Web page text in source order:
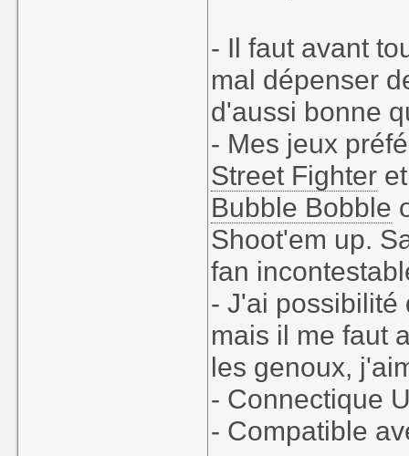
- Il faut avant
mal dépenser
d'aussi bonne
- Mes jeux
Street Fighter
Bubble Bobble
Shoot'em up.
fan
- J'ai possibilité
mais il me faut
les genoux,
- Connectique
- Compatible